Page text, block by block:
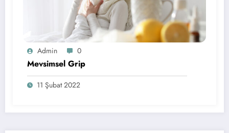
Admin 0
Mevsimsel Grip
11 Şubat 2022